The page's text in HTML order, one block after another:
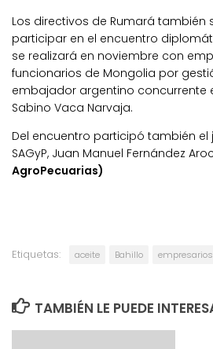
Los directivos de Rumará
participar en el encuentro
se realizará en noviembre con
funcionarios de Mongolia por
embajador argentino concurrente
Sabino Vaca Narvaja.
Del encuentro participó también el
SAGyP, Juan Manuel Fernández
AgroPecuarias)
Etiquetas: aceite Bahillo empresarios
TAMBIÉN LE PUEDE